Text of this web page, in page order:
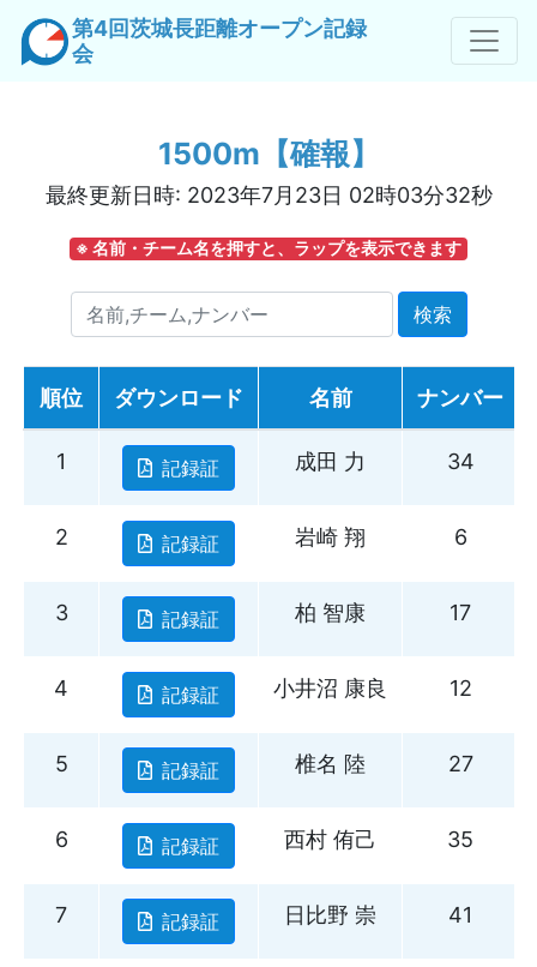
第4回茨城長距離オープン記録
会
1500m【確報】
最終更新日時: 2023年7月23日 02時03分32秒
※ 名前・チーム名を押すと、ラップを表示できます
名前,チーム,ナンバー 検索
順位 ダウンロード 名前 ナンバー
1 記録証 成田 力 34
2 記録証 岩崎 翔 6
3 記録証 柏 智康 17
4 記録証 小井沼 康良 12
5 記録証 椎名 陸 27
6 記録証 西村 侑己 35
7 記録証 日比野 崇 41